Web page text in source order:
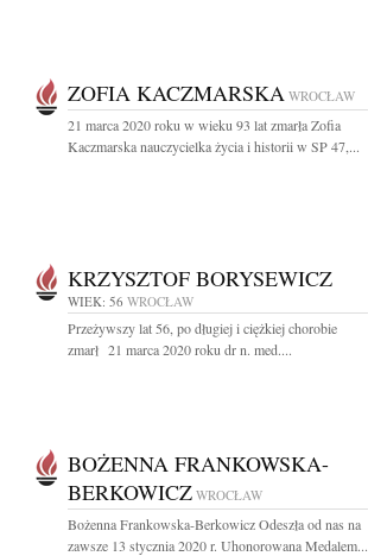
ZOFIA KACZMARSKA WROCŁAW
21 marca 2020 roku w wieku 93 lat zmarła Zofia
Kaczmarska nauczycielka życia i historii w SP 47,...
KRZYSZTOF BORYSEWICZ
WIEK: 56 WROCŁAW
Przeżywszy lat 56, po długiej i ciężkiej chorobie
zmarł 21 marca 2020 roku dr n. med....
BOŻENNA FRANKOWSKA-
BERKOWICZ WROCŁAW
Bożenna Frankowska-Berkowicz Odeszła od nas na
zawsze 13 stycznia 2020 r. Uhonorowana Medalem...